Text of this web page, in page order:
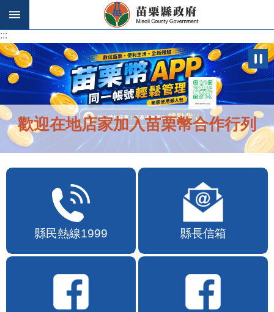
跳到主要內容區塊
:::
:::
歡迎在地店家加入苗栗幣合作行列
縣民熱線1999 縣長信箱